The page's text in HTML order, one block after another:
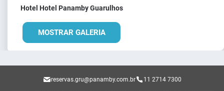
Hotel Hotel Panamby Guarulhos
MOSTRAR GALERIA
reservas.gru@panamby.com.br 11 2714 7300